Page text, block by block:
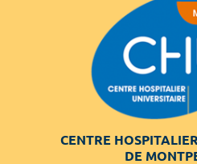
CENTRE
DE